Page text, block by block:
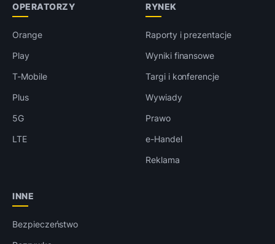
OPERATORZY
Orange
Play
T-Mobile
Plus
5G
LTE
RYNEK
Raporty i prezentacje
Wyniki finansowe
Targi i konferencje
Wywiady
Prawo
e-Handel
Reklama
INNE
Bezpieczeństwo